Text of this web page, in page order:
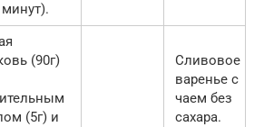
(90г)
(5г) и
Сливовое
варенье с
чаем без
сахара.